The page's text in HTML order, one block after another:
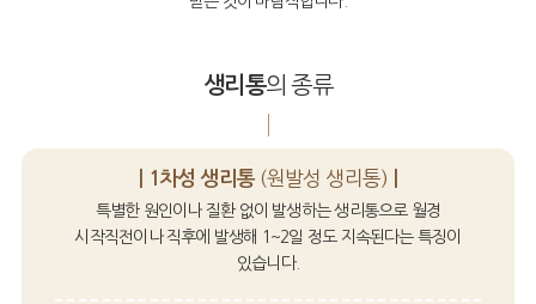
생리통의 종류
| 1차성 생리통 (원발성 생리통)
특별한 원인이나 질환 없이 발생하는 생리통으로 월경
시작직전이나 직후에 발생해 1~2일 정도 지속된다는 특징이
있습니다.